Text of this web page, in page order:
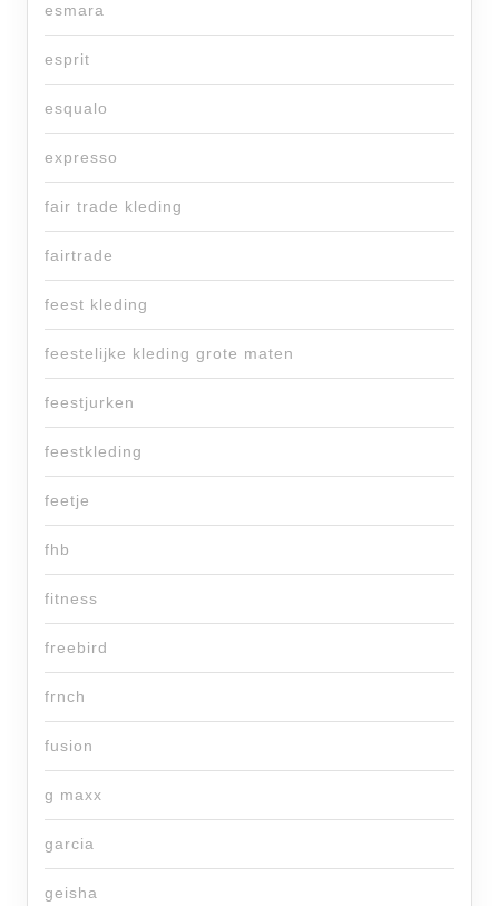
esmara
esprit
esqualo
expresso
fair trade kleding
fairtrade
feest kleding
feestelijke kleding grote maten
feestjurken
feestkleding
feetje
fhb
fitness
freebird
frnch
fusion
g maxx
garcia
geisha